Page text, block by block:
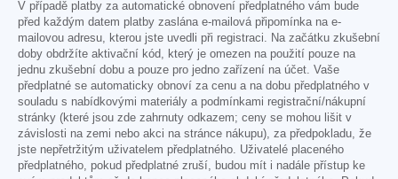
V případě platby za automatické obnovení předplatného vám bude
před každým datem platby zaslána e-mailová připomínka na e-
mailovou adresu, kterou jste uvedli při registraci. Na začátku zkušební
doby obdržíte aktivační kód, který je omezen na použití pouze na
jednu zkušební dobu a pouze pro jedno zařízení na účet. Vaše
předplatné se automaticky obnoví za cenu a na dobu předplatného v
souladu s nabídkovými materiály a podmínkami registrační/nákupní
stránky (které jsou zde zahrnuty odkazem; ceny se mohou lišit v
závislosti na zemi nebo akci na stránce nákupu), za předpokladu, že
jste nepřetržitým uživatelem předplatného. Uživatelé placeného
předplatného, pokud předplatné zruší, budou mít i nadále přístup ke